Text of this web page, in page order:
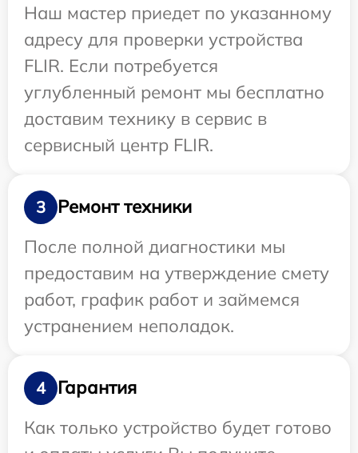
Наш мастер приедет по указанному
адресу для проверки устройства
FLIR. Если потребуется
углубленный ремонт мы бесплатно
доставим технику в сервис в
сервисный центр FLIR.
3
Ремонт техники
После полной диагностики мы
предоставим на утверждение смету
работ, график работ и займемся
устранением неполадок.
4
Гарантия
Как только устройство будет готово